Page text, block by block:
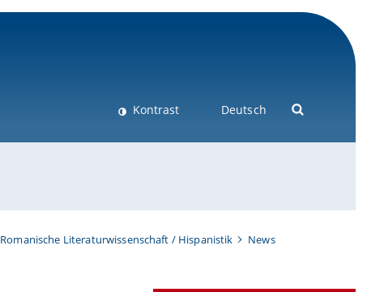
Kontrast Deutsch
Literaturwissenschaft / Hispanistik News